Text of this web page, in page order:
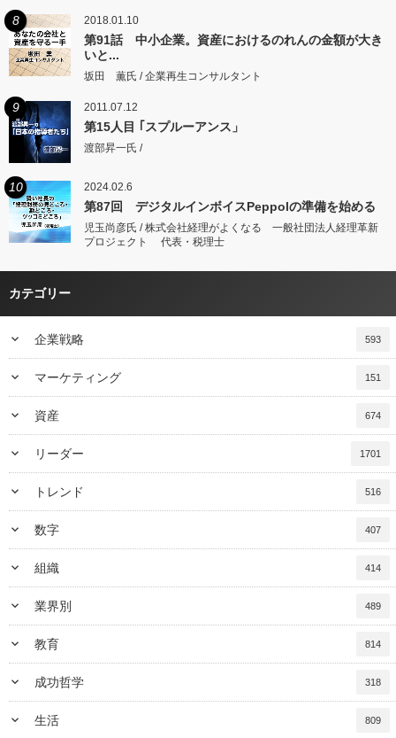
8 2018.01.10
第91話 中小企業。資産におけるのれんの金額が大き
いと...
坂田 薫氏 / 企業再生コンサルタント
9 2011.07.12
第15人目 ｢スプルーアンス」
渡部昇一氏 /
10 2024.02.6
第87回 デジタルインボイスPeppolの準備を始める
児玉尚彦氏 / 株式会社経理がよくなる 一般社団法人経理革新
プロジェクト 代表・税理士
カテゴリー
keyboard_arrow_down 企業戦略 593
keyboard_arrow_down マーケティング 151
keyboard_arrow_down 資産 674
keyboard_arrow_down リーダー 1701
keyboard_arrow_down トレンド 516
keyboard_arrow_down 数字 407
keyboard_arrow_down 組織 414
keyboard_arrow_down 業界別 489
keyboard_arrow_down 教育 814
keyboard_arrow_down 成功哲学 318
keyboard_arrow_down 生活 809